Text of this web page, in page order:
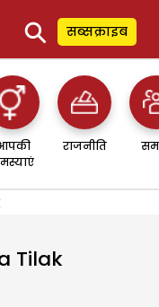
⚲ सब्सक्राइब
राजनीति
Tilak